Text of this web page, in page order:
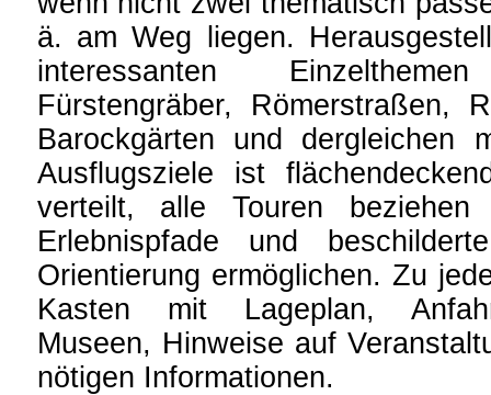
ä. am Weg liegen.
interessanten
Fürstengräber, Römerstraßen,
Barockgärten und dergleichen
Ausflugsziele ist
verteilt, alle Touren
Erlebnispfade und
Orientierung ermöglichen. Zu
Kasten mit Lageplan,
Museen, Hinweise auf
nötigen Informationen.